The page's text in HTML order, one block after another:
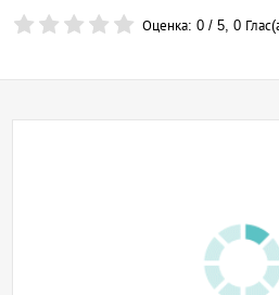
Оценка:0 /5,0